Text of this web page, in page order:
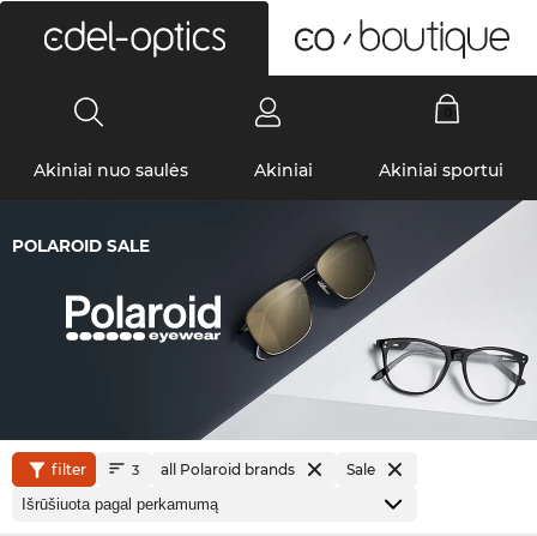
Akiniai nuo saulės Akiniai Akiniai sportui
POLAROID SALE
filter 3 all Polaroid brands Sale